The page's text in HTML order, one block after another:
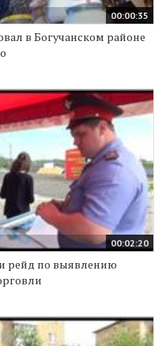
00:00:35
в Богучанском районе
00:02:20
рейд по выявлению